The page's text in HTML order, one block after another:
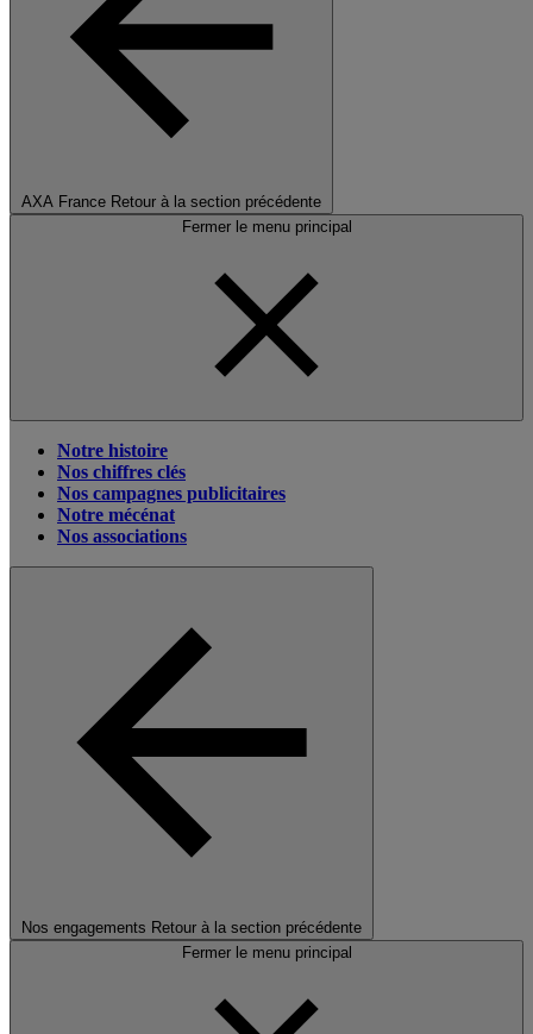
AXA France Retour à la section précédente
Fermer le menu principal
Notre histoire
Nos chiffres clés
Nos campagnes publicitaires
Notre mécénat
Nos associations
Nos engagements Retour à la section précédente
Fermer le menu principal